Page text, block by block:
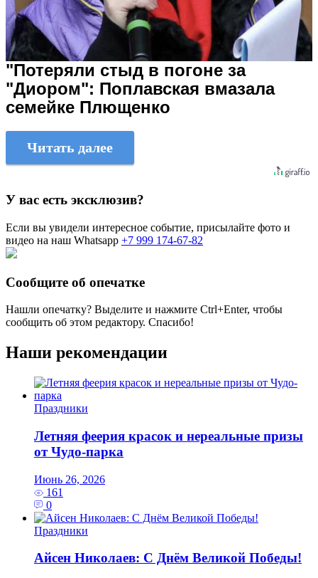
"Потеряли стыд в погоне за
"Диором": Поплавская вмазала
семейке Плющенко
Читать далее
У вас есть эксклюзив?
Если вы увидели интересное событие, присылайте фото и
видео на наш Whatsapp +7 999 174-67-82
Сообщите об опечатке
Нашли опечатку? Выделите и нажмите Ctrl+Enter, чтобы
сообщить об этом редактору. Спасибо!
Наши рекомендации
Праздники
Летняя феерия красок и нереальные призы
от Чудо-парка
Июнь 26, 2026
161
0
Праздники
Айсен Николаев: С Днём Великой Победы!